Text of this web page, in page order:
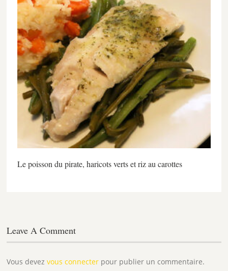
Le poisson du pirate, haricots verts et riz au carottes
Leave A Comment
Vous devezvous connecter pour publier un commentaire.